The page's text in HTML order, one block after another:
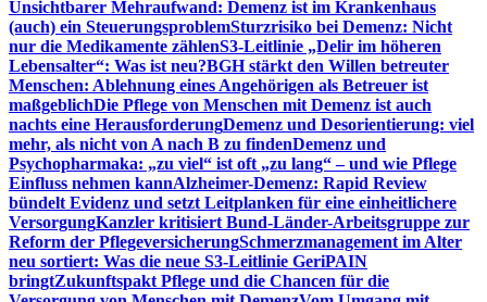
Unsichtbarer Mehraufwand: Demenz ist im Krankenhaus
(auch) ein SteuerungsproblemSturzrisiko bei Demenz: Nicht
nur die Medikamente zählenS3-Leitlinie „Delir im höheren
Lebensalter“: Was ist neu?BGH stärkt den Willen betreuter
Menschen: Ablehnung eines Angehörigen als Betreuer ist
maßgeblichDie Pflege von Menschen mit Demenz ist auch
nachts eine HerausforderungDemenz und Desorientierung: viel
mehr, als nicht von A nach B zu findenDemenz und
Psychopharmaka: „zu viel“ ist oft „zu lang“ – und wie Pflege
Einfluss nehmen kannAlzheimer-Demenz: Rapid Review
bündelt Evidenz und setzt Leitplanken für eine einheitlichere
VersorgungKanzler kritisiert Bund-Länder-Arbeitsgruppe zur
Reform der PflegeversicherungSchmerzmanagement im Alter
neu sortiert: Was die neue S3-Leitlinie GeriPAIN
bringtZukunftspakt Pflege und die Chancen für die